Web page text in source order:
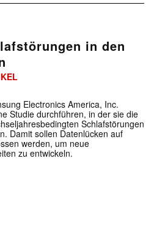
in den
Electronics America, Inc.
Studie durchführen, in der sie die
Schlafstörungen
Damit sollen Datenlücken auf
werden, um neue
zu entwickeln.